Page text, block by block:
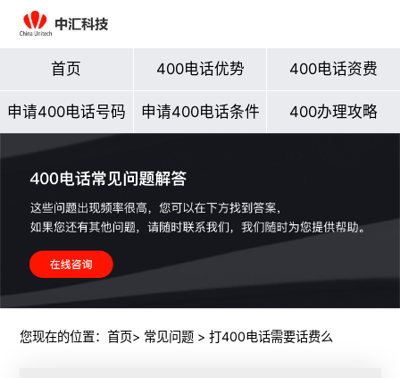
首页 400电话优势 400电话资费
申请400电话号码 申请400电话条件 400办理攻略
您现在的位置： 首页> 常见问题> 打400电话需要话费么